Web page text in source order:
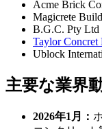
Acme Brick
Magicrete
B.G.C. Pty Ltd
Taylor Concret
Ublock
主要な業界
2026年1月：